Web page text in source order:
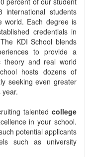
international students
world. Each degree is
credentials in
KDI School blends
to provide a
theory and real world
hosts dozens of
seeking even greater
talented college
in your school.
potential applicants
such as university